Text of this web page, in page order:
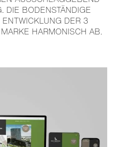
DIE BODEN­STÄN­DIGE
DER 3
HARMO­NISCH AB.